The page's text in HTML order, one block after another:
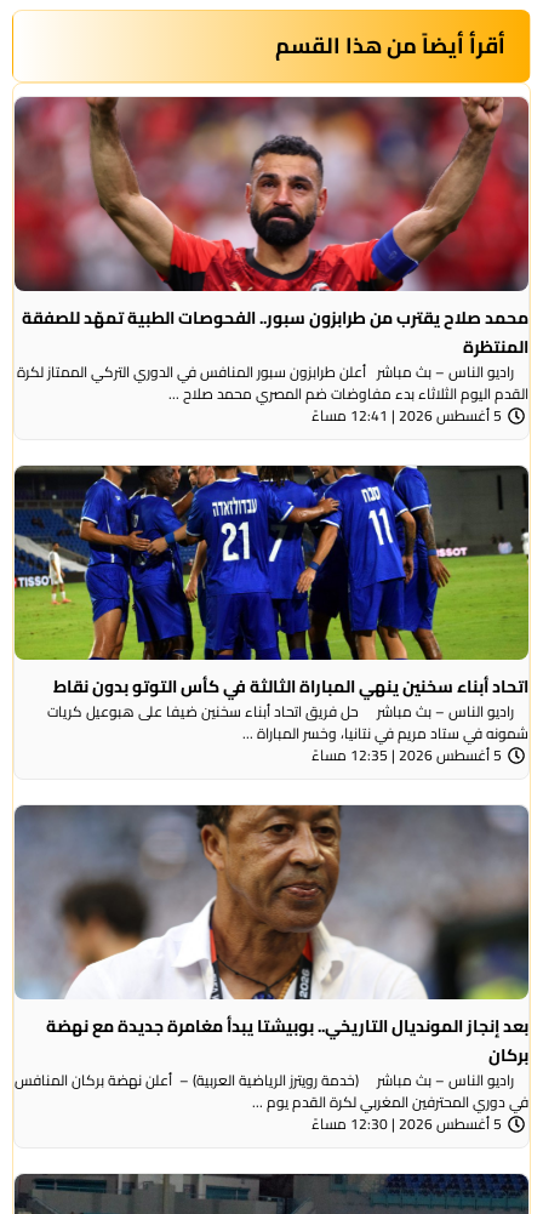
أقرأ أيضاً من هذا القسم
محمد صلاح يقترب من طرابزون سبور.. الفحوصات الطبية تمهّد للصفقة
المنتظرة
راديو الناس – بث مباشر أعلن طرابزون سبور المنافس في الدوري التركي الممتاز لكرة
القدم اليوم الثلاثاء بدء مفاوضات ضم المصري محمد صلاح ...
5 أغسطس 2026 | 12:41 مساءً
اتحاد أبناء سخنين ينهي المباراة الثالثة في كأس التوتو بدون نقاط
راديو الناس – بث مباشر حل فريق اتحاد أبناء سخنين ضيفا على هبوعيل كريات
شمونه في ستاد مريم في نتانيا، وخسر المباراة ...
5 أغسطس 2026 | 12:35 مساءً
بعد إنجاز المونديال التاريخي.. بوبيشتا يبدأ مغامرة جديدة مع نهضة
بركان
راديو الناس – بث مباشر (خدمة رويترز الرياضية العربية) – ‭‭ ‬‬أعلن نهضة بركان المنافس
في دوري المحترفين المغربي لكرة القدم يوم ...
5 أغسطس 2026 | 12:30 مساءً